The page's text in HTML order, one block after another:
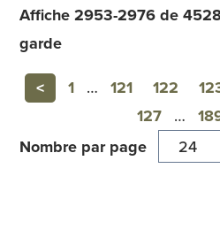
Affiche 2953-2976 de
garde
<Previous
1 … 121 122
127 …
Nombre par page